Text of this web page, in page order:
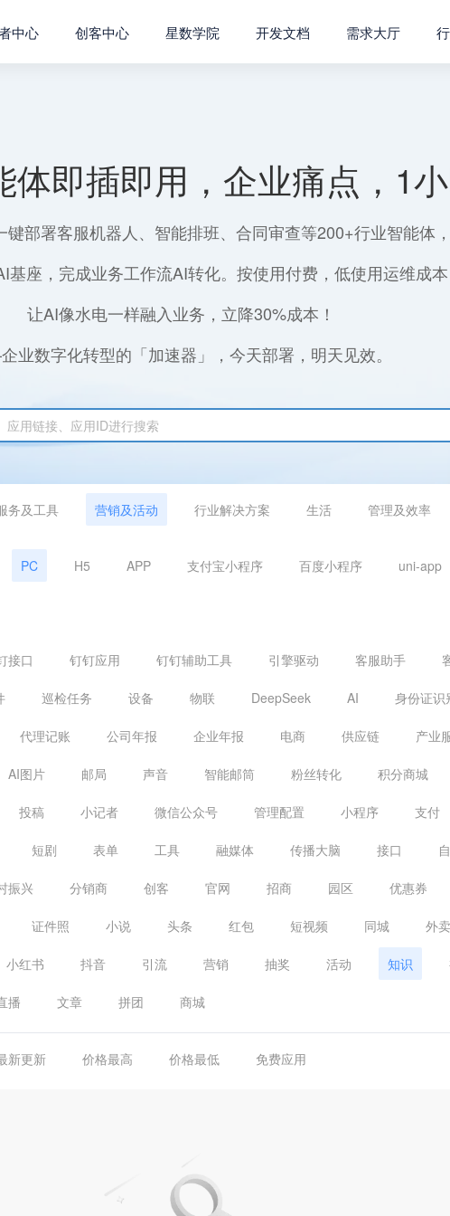
中心 创客中心 星数学院 开发文档 需求大厅
体即插即用，企业痛点，1
键部署客服机器人、智能排班、合同审查等200+行业智能体，
基座，完成业务工作流AI转化。按使用付费，低使用运维成本
让AI像水电一样融入业务，立降30%成本！
数字化转型的「加速器」，今天部署，明天见效。
务及工具 营销及活动 行业解决方案 生活 管理及效率
PC H5 APP 支付宝小程序 百度小程序 uni-app
接口 钉钉应用 钉钉辅助工具 引擎驱动 客服助手
巡检任务 设备 物联 DeepSeek AI 身份证识
代理记账 公司年报 企业年报 电商 供应链 产业
AI图片 邮局 声音 智能邮筒 粉丝转化 积分商城
投稿 小记者 微信公众号 管理配置 小程序 支付
短剧 表单 工具 融媒体 传播大脑 接口
振兴 分销商 创客 官网 招商 园区 优惠券
证件照 小说 头条 红包 短视频 同城 外卖
小红书 抖音 引流 营销 抽奖 活动 知识
播 文章 拼团 商城
新更新 价格最高 价格最低 免费应用